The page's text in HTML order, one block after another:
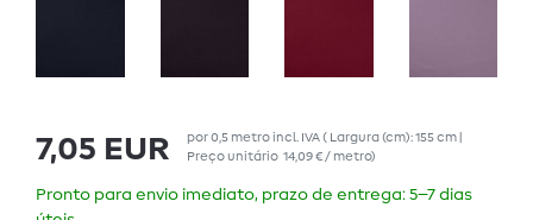
7,05 EUR por0,5 metroincl. IVA( Largura (cm): 155 cm |
Preço unitário 14,09 € / metro)
Pronto para envio imediato, prazo de entrega: 5–7 dias